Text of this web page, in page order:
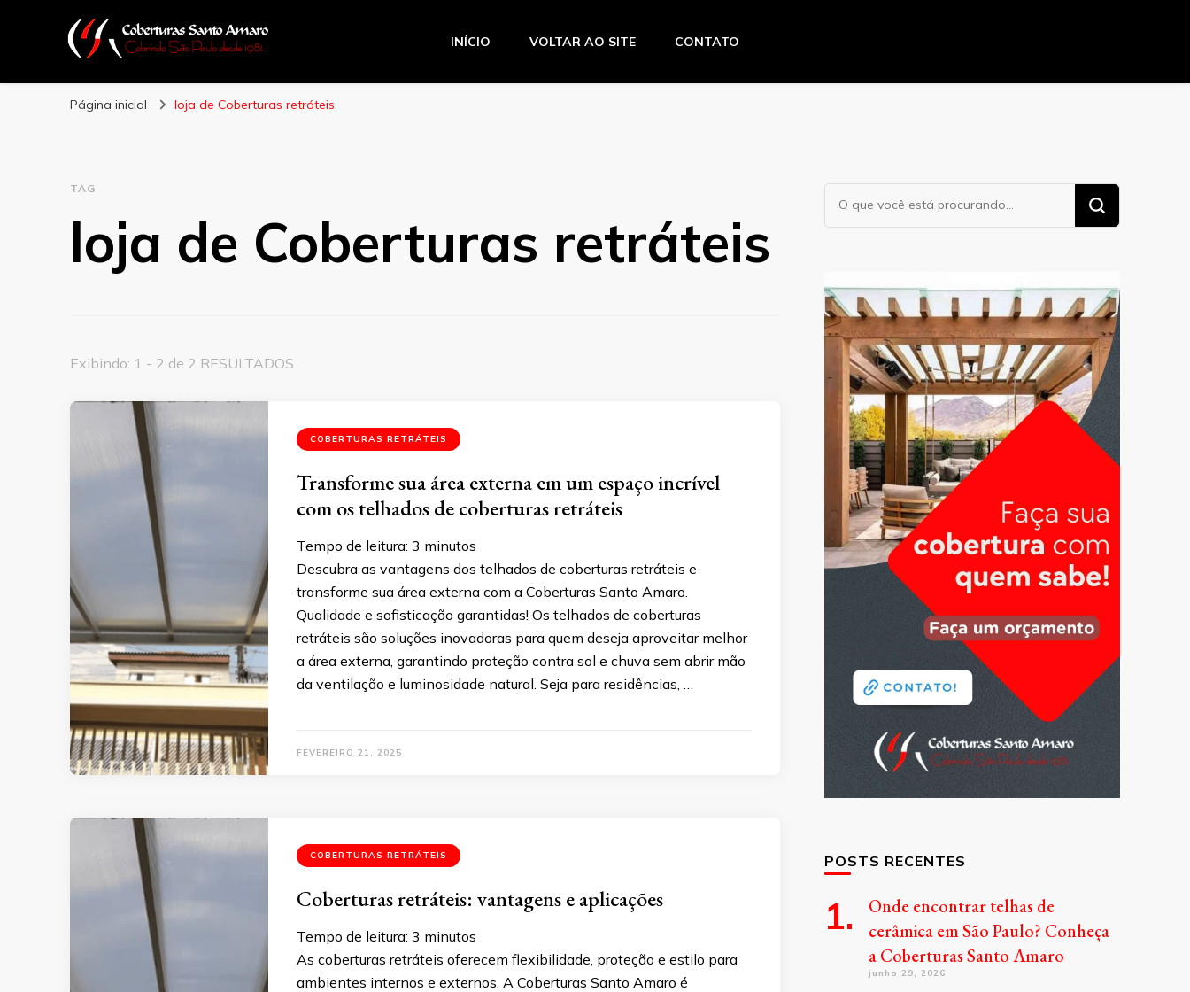
Coberturas Santo Amaro
INÍCIO VOLTAR AO SITE CONTATO
Página inicial loja de Coberturas retráteis
TAG
loja de Coberturas retráteis
Exibindo: 1 - 2 de 2 RESULTADOS
COBERTURAS RETRÁTEIS
Transforme sua área externa em um espaço incrível
com os telhados de coberturas retráteis
Tempo de leitura: 3 minutos
Descubra as vantagens dos telhados de coberturas retráteis e
transforme sua área externa com a Coberturas Santo Amaro.
Qualidade e sofisticação garantidas! Os telhados de coberturas
retráteis são soluções inovadoras para quem deseja aproveitar melhor
a área externa, garantindo proteção contra sol e chuva sem abrir mão
da ventilação e luminosidade natural. Seja para residências, …
FEVEREIRO 21, 2025
COBERTURAS RETRÁTEIS
Coberturas retráteis: vantagens e aplicações
Tempo de leitura: 3 minutos
As coberturas retráteis oferecem flexibilidade, proteção e estilo para
ambientes internos e externos. A Coberturas Santo Amaro é
Procurando
POSTS RECENTES
Onde encontrar telhas de
cerâmica em São Paulo? Conheça
a Coberturas Santo Amaro
junho 29, 2026